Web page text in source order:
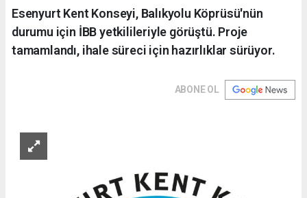
Esenyurt Kent Konseyi, Balıkyolu Köprüsü'nün
durumu için İBB yetkilileriyle görüştü. Proje
tamamlandı, ihale süreci için hazırlıklar sürüyor.
ABONE OL